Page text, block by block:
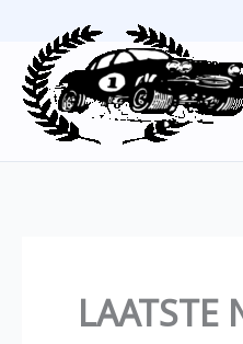
inhoud
LAATSTE